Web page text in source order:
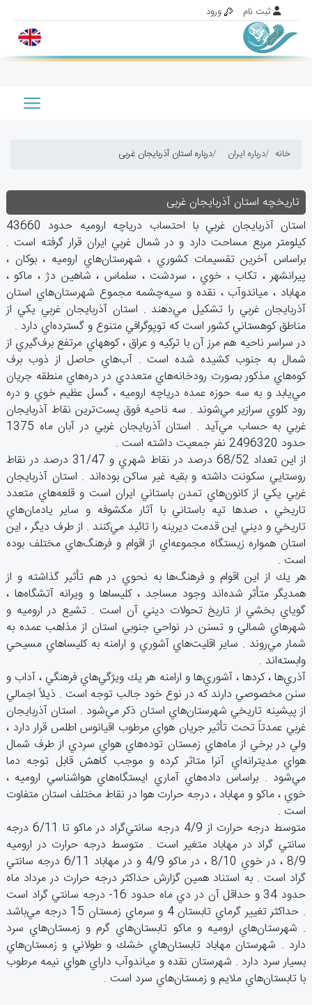
خانه درباره ایران درباره استان آذربایجان غربی
تاريخچه استان آذربایجان غربی
استان‌ آذربايجان‌ غربي‌ با احتساب‌ درياچه‌ اروميه‌ حدود 43660
كيلومتر مربع‌ مساحت‌ دارد و در شمال‌ غربي‌ ايران‌ قرار گرفته‌ است ‌.
براساس‌ آخرين‌ تقسيمات‌ كشوري ‌، شهرستان‌هاي‌ اروميه ‌، بوكان ‌،
پيرانشهر ، تكاب ‌، خوي ‌، سردشت ‌، سلماس ‌، شاهين‌ دژ ، ماكو ،
مهاباد ، مياندوآب ‌، نقده‌ و سيه‌چشمه‌ مجموع‌ شهرستان‌هاي ‌استان‌
آذربايجان‌ غربي‌ را تشكيل‌ مي‌دهند . استان‌ آذربايجان‌ غربي‌ يكي‌ از
مناطق‌ كوهستاني‌ كشور است‌ كه‌ توپوگرافي‌ متنوع‌ و گسترده‌اي‌ دارد .
در سراسر ناحيه‌ هم‌ مرز آن‌ با تركيه‌ و عراق‌ ، كوههاي‌ مرتفع‌ برف‌گيري‌ از
شمال‌ به‌ جنوب‌ كشيده‌ شده‌ است ‌. آب‌هاي ‌حاصل‌ از ذوب‌ برف‌
كوه‌هاي‌ مذكور بصورت‌ رودخانه‌هاي‌ متعددي‌ در دره‌هاي‌ منطقه‌ جريان‌
مي‌يابد و به‌ سه ‌حوزه‌ عمده‌ درياچه‌ اروميه ‌، گسل‌ عظيم‌ خوي‌ و دره‌
رود كلوي‌ سرازير مي‌شوند . سه‌ ناحيه‌ فوق‌ پست‌ترين‌ نقاط ‌آذربايجان‌
غربي‌ به‌ حساب‌ مي‌آيد . استان‌ آذربايجان‌ غربي‌ در آبان‌ ماه‌ 1375
حدود 2496320 نفر جمعيت‌ داشته‌ است ‌.
از اين‌ تعداد 68/52 درصد در نقاط‌ شهري‌ و 31/47 درصد در نقاط‌
روستايي‌ سكونت ‌داشته‌ و بقيه‌ غير ساكن‌ بوده‌اند . استان‌ آذربايجان‌
غربي‌ يكي‌ از كانون‌هاي‌ تمدن‌ باستاني‌ ايران‌ است‌ و قلعه‌هاي‌ متعدد
تاريخي ‌، صدها تپه ‌باستاني‌ با آثار مكشوفه‌ و ساير يادمان‌هاي‌
تاريخي‌ و ديني‌ اين‌ قدمت‌ ديرينه‌ را تائيد مي‌كنند . از طرف‌ ديگر ، اين
‌استان‌ همواره‌ زيستگاه‌ مجموعه‌اي‌ از اقوام‌ و فرهنگ‌هاي‌ مختلف‌ بوده‌
است ‌.
هر يك‌ از اين‌ اقوام‌ و فرهنگ‌ها به ‌نحوي‌ در هم‌ تأثير گذاشته‌ و از
همديگر متأثر شده‌اند وجود مساجد ، كليساها و ويرانه‌ آتشگاه‌ها ،
گوياي‌ بخشي ‌از تاريخ‌ تحولات‌ ديني‌ آن‌ است ‌. تشيع‌ در اروميه‌ و
شهرهاي‌ شمالي‌ و تسنن‌ در نواحي‌ جنوبي‌ استان‌ از مذاهب ‌عمده‌ به‌
شمار مي‌روند . ساير اقليت‌هاي‌ آشوري‌ و ارامنه‌ به‌ كليساهاي‌ مسيحي‌
وابسته‌اند .
آذري‌ها ، كردها ، آشوري‌ها و ارامنه‌ هر يك‌ ويژگي‌هاي‌ فرهنگي ‌، آداب‌ و
سنن‌ مخصوصي‌ دارند كه‌ در نوع‌ خود جالب‌ توجه‌ است ‌. ذيلاً اجمالي‌
از پيشينه‌ تاريخي‌ شهرستان‌هاي‌ استان‌ ذكر مي‌شود . استان‌ آذربايجان‌
غربي‌ عمدتاً تحت‌ تأثير جريان‌ هواي‌ مرطوب‌ اقيانوس‌ اطلس‌ قرار دارد ،
ولي‌ در برخي‌ از ماه‌هاي‌ زمستان‌ توده‌هاي‌ هواي‌ سردي‌ از طرف‌ شمال‌
هواي‌ مديترانه‌اي‌ آنرا متاثر كرده‌ و موجب‌ كاهش ‌قابل‌ توجه‌ دما
مي‌شود . براساس‌ داده‌هاي‌ آماري‌ ايستگاه‌هاي‌ هواشناسي‌ اروميه ‌،
خوي‌ ، ماكو و مهاباد ، درجه ‌حرارت‌ هوا در نقاط‌ مختلف‌ استان‌ متفاوت‌
است ‌.
متوسط‌ درجه‌ حرارت‌ از 4/9 درجه‌ سانتي‌گراد در ماكو تا 6/11 درجه‌
سانتي‌ گراد در مهاباد متغير است ‌. متوسط‌ درجه‌ حرارت‌ در اروميه‌
8/9 ، در خوي‌ 8/10 ، در ماكو 4/9 و در مهاباد 6/11 درجه‌ سانتي‌
گراد است ‌. به‌ استناد همين‌ گزارش‌ حداكثر درجه‌ حرارت‌ در مرداد ماه‌
حدود 34 و حداقل‌ آن‌ در دي‌ ماه‌ حدود 16- درجه‌ سانتي‌ گراد است
‌. حداكثر تغيير گرماي‌ تابستان‌ 4 و سرماي‌ زمستان ‌15 درجه‌ مي‌باشد
. شهرستان‌هاي‌ اروميه‌ و ماكو تابستان‌هاي‌ گرم‌ و زمستان‌هاي‌ سرد
دارد . شهرستان‌ مهاباد تابستان‌هاي‌ خشك‌ و طولاني‌ و زمستان‌هاي‌
بسيار سرد دارد . شهرستان‌ نقده‌ و مياندوآب‌ داراي‌ هواي‌ نيمه ‌مرطوب‌
با تابستان‌هاي‌ ملايم‌ و زمستان‌هاي‌ سرد است .‌